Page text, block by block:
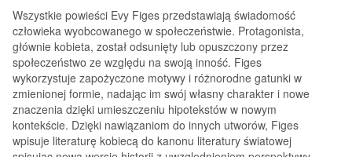
Wszystkie powieści Evy Figes przedstawiają świadomość
człowieka wyobcowanego w społeczeństwie. Protagonista,
głównie kobieta, został odsunięty lub opuszczony przez
społeczeństwo ze względu na swoją inność. Figes
wykorzystuje zapożyczone motywy i różnorodne gatunki w
zmienionej formie, nadając im swój własny charakter i nowe
znaczenia dzięki umieszczeniu hipotekstów w nowym
kontekście. Dzięki nawiązaniom do innych utworów, Figes
wpisuje literaturę kobiecą do kanonu literatury światowej